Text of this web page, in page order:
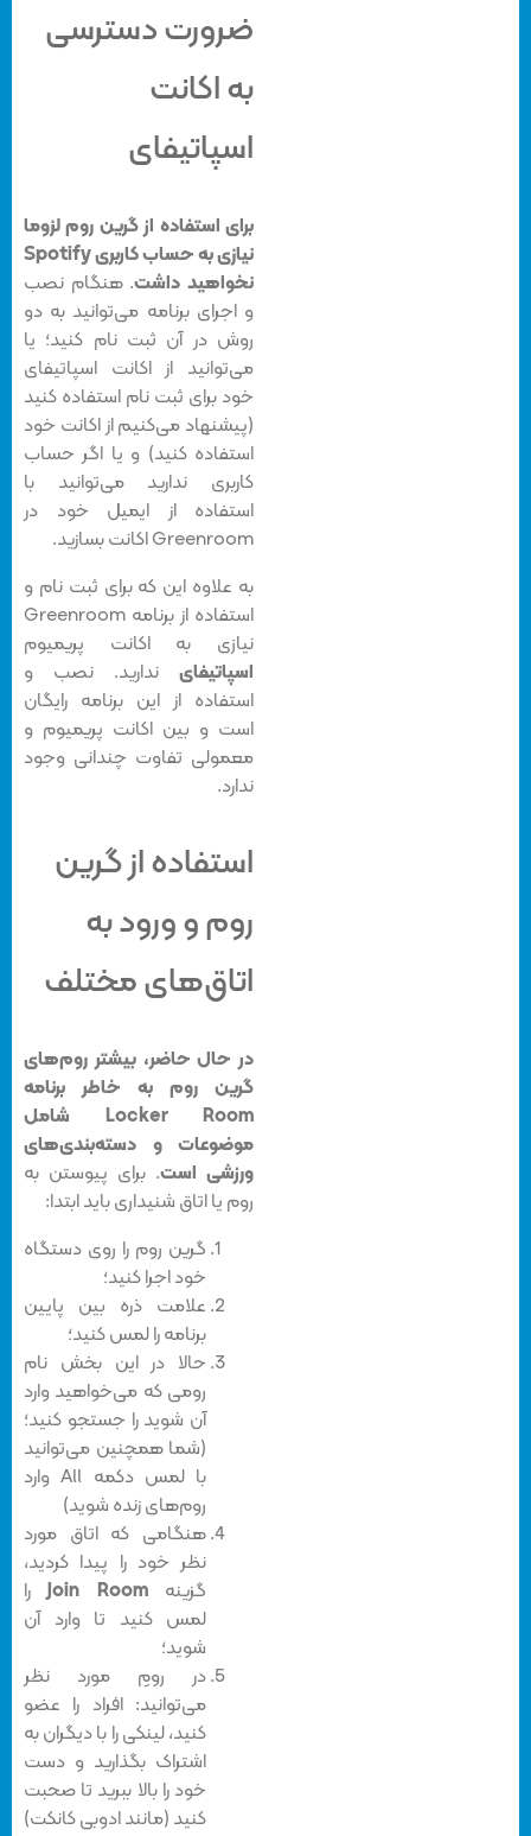
ضرورت دسترسی
به اکانت
اسپاتیفای
برای استفاده از گرین روم لزوما
نیازی به حساب کاربری Spotify
نخواهید داشت. هنگام نصب
و اجرای برنامه می‌توانید به دو
روش در آن ثبت نام کنید؛ یا
می‌توانید از اکانت اسپاتیفای
خود برای ثبت نام استفاده کنید
(پیشنهاد می‌کنیم از اکانت خود
استفاده کنید) و یا اگر حساب
کاربری ندارید می‌توانید با
استفاده از ایمیل خود در
Greenroom اکانت بسازید.
به علاوه این که برای ثبت نام و
استفاده از برنامه Greenroom
نیازی به اکانت پریمیوم
اسپاتیفایندارید. نصب و
استفاده از این برنامه رایگان
است و بین اکانت پریمیوم و
معمولی تفاوت چندانی وجود
ندارد.
استفاده از گرین
روم و ورود به
اتاق‌های مختلف
در حال حاضر، بیشتر روم‌های
گرین روم به خاطر برنامه
Locker Room شامل
موضوعات و دسته‌بندی‌های
ورزشی است . برای پیوستن به
روم یا اتاق شنیداری باید ابتدا:
گرین روم را روی دستگاه
خود اجرا کنید؛
علامت ذره بین پایین
برنامه را لمس کنید؛
حالا در این بخش نام
رومی که می‌خواهید وارد
آن شوید را جستجو کنید؛
(شما همچنین می‌توانید
با لمس دکمه All وارد
روم‌های زنده شوید)
هنگامی که اتاق مورد
نظر خود را پیدا کردید،
گزینهJoin Room
را
لمس کنید تا وارد آن
شوید؛
در رومِ مورد نظر
می‌توانید: افراد را عضو
کنید، لینکی را با دیگران به
اشتراک بگذارید و دست
خود را بالا ببرید تا صحبت
کنید (مانند ادوبی کانکت)